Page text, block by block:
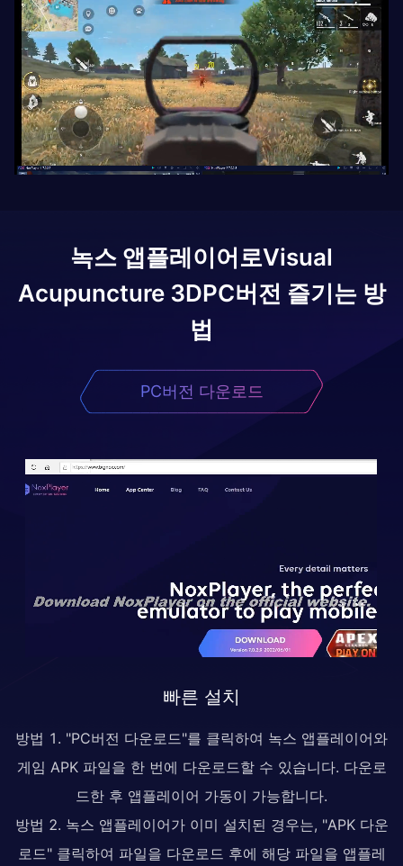
녹스 앱플레이어로Visual
Acupuncture 3DPC버전 즐기는 방
법
PC버전 다운로드
빠른 설치
방법 1. "PC버전 다운로드"를 클릭하여 녹스 앱플레이어와
게임 APK 파일을 한 번에 다운로드할 수 있습니다. 다운로
드한 후 앱플레이어 가동이 가능합니다.
방법 2. 녹스 앱플레이어가 이미 설치된 경우는, "APK 다운
로드" 클릭하여 파일을 다운로드 후에 해당 파일을 앱플레